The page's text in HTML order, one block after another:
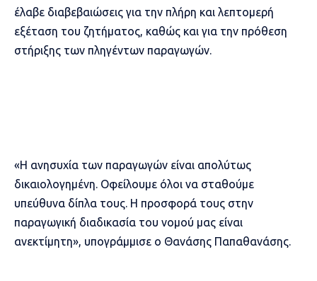
έλαβε διαβεβαιώσεις για την πλήρη και λεπτομερή
εξέταση του ζητήματος, καθώς και για την πρόθεση
στήριξης των πληγέντων παραγωγών.
«Η ανησυχία των παραγωγών είναι απολύτως
δικαιολογημένη. Οφείλουμε όλοι να σταθούμε
υπεύθυνα δίπλα τους. Η προσφορά τους στην
παραγωγική διαδικασία του νομού μας είναι
ανεκτίμητη», υπογράμμισε ο Θανάσης Παπαθανάσης.